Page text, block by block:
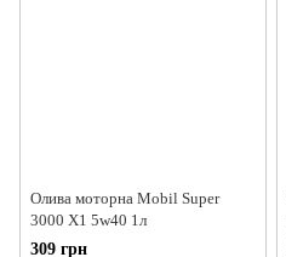
Олива моторна Mobil Super
3000 X1 5w40 1л
309 грн